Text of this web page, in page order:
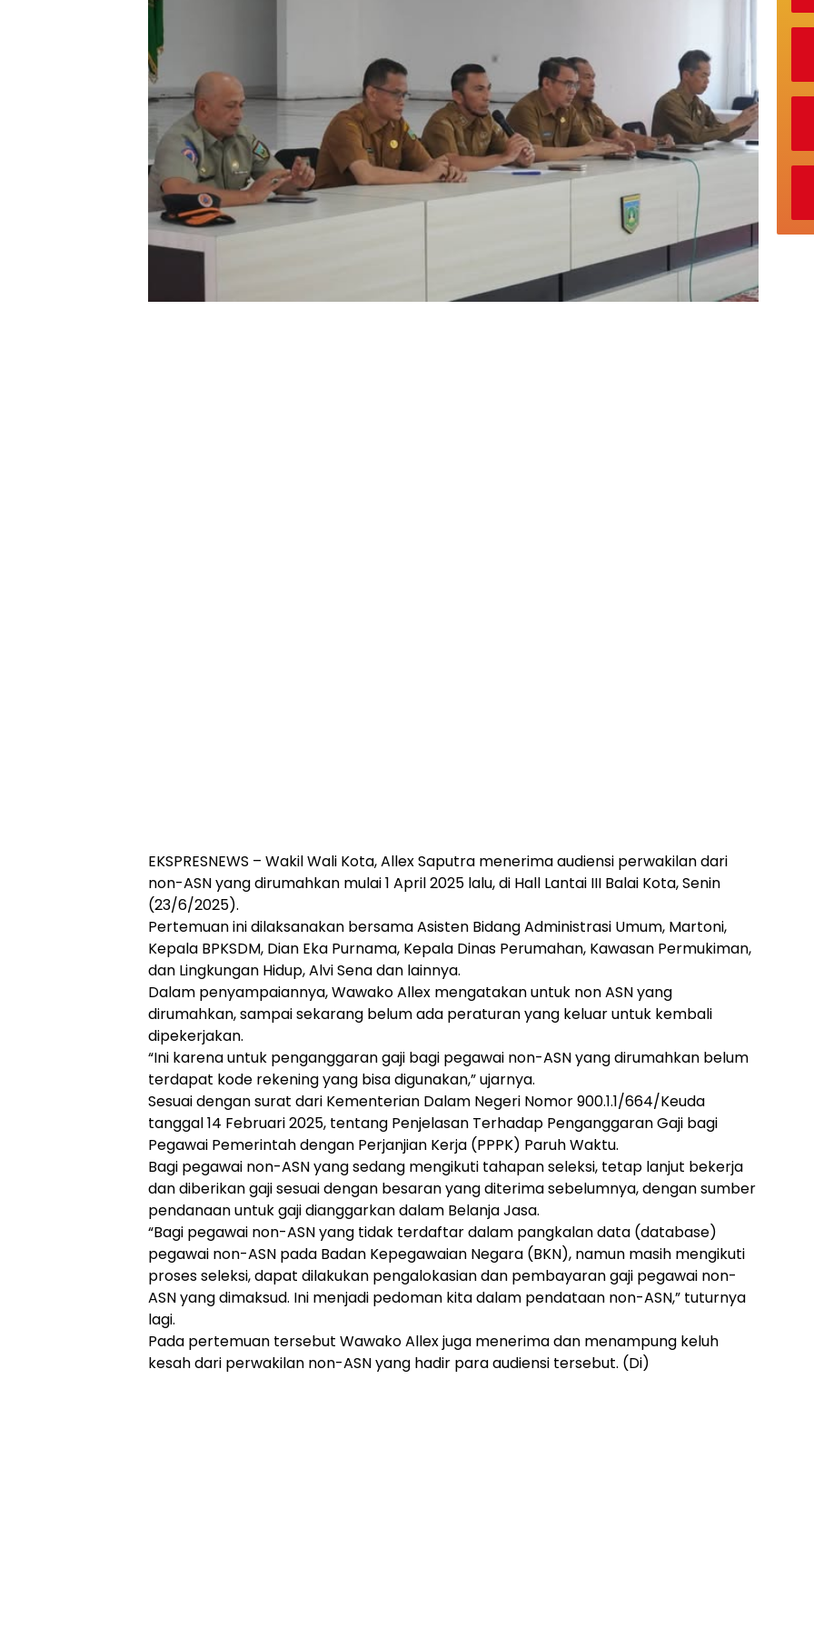
EKSPRESNEWS – Wakil Wali Kota, Allex Saputra menerima audiensi perwakilan dari
non-ASN yang dirumahkan mulai 1 April 2025 lalu, di Hall Lantai III Balai Kota, Senin
(23/6/2025).
Pertemuan ini dilaksanakan bersama Asisten Bidang Administrasi Umum, Martoni,
Kepala BPKSDM, Dian Eka Purnama, Kepala Dinas Perumahan, Kawasan Permukiman,
dan Lingkungan Hidup, Alvi Sena dan lainnya.
Dalam penyampaiannya, Wawako Allex mengatakan untuk non ASN yang
dirumahkan, sampai sekarang belum ada peraturan yang keluar untuk kembali
dipekerjakan.
“Ini karena untuk penganggaran gaji bagi pegawai non-ASN yang dirumahkan belum
terdapat kode rekening yang bisa digunakan,” ujarnya.
Sesuai dengan surat dari Kementerian Dalam Negeri Nomor 900.1.1/664/Keuda
tanggal 14 Februari 2025, tentang Penjelasan Terhadap Penganggaran Gaji bagi
Pegawai Pemerintah dengan Perjanjian Kerja (PPPK) Paruh Waktu.
Bagi pegawai non-ASN yang sedang mengikuti tahapan seleksi, tetap lanjut bekerja
dan diberikan gaji sesuai dengan besaran yang diterima sebelumnya, dengan sumber
pendanaan untuk gaji dianggarkan dalam Belanja Jasa.
“Bagi pegawai non-ASN yang tidak terdaftar dalam pangkalan data (database)
pegawai non-ASN pada Badan Kepegawaian Negara (BKN), namun masih mengikuti
proses seleksi, dapat dilakukan pengalokasian dan pembayaran gaji pegawai non-
ASN yang dimaksud. Ini menjadi pedoman kita dalam pendataan non-ASN,” tuturnya
lagi.
Pada pertemuan tersebut Wawako Allex juga menerima dan menampung keluh
kesah dari perwakilan non-ASN yang hadir para audiensi tersebut. (Di)